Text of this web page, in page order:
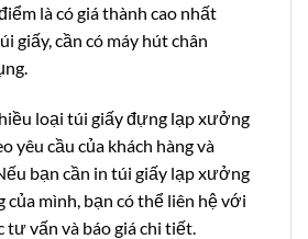
là có giá thành cao nhất
giấy, cần có máy hút chân
loại túi giấy đựng lạp xưởng
yêu cầu của khách hàng và
bạn cần in túi giấy lạp xưởng
mình, bạn có thể liên hệ với
vấn và báo giá chi tiết.